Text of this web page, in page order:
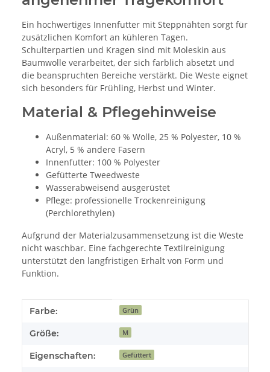
Ein hochwertiges Innenfutter mit Steppnähten sorgt für
zusätzlichen Komfort an kühleren Tagen.
Schulterpartien und Kragen sind mit Moleskin aus
Baumwolle verarbeitet, der sich farblich absetzt und
die beanspruchten Bereiche verstärkt. Die Weste eignet
sich besonders für Frühling, Herbst und Winter.
Material & Pflegehinweise
Außenmaterial: 60 % Wolle, 25 % Polyester, 10 %
Acryl, 5 % andere Fasern
Innenfutter: 100 % Polyester
Gefütterte Tweedweste
Wasserabweisend ausgerüstet
Pflege: professionelle Trockenreinigung
(Perchlorethylen)
Aufgrund der Materialzusammensetzung ist die Weste
nicht waschbar. Eine fachgerechte Textilreinigung
unterstützt den langfristigen Erhalt von Form und
Funktion.
Produkteigenschaft
Wert
Farbe: Grün
Größe: M
Eigenschaften: Gefüttert